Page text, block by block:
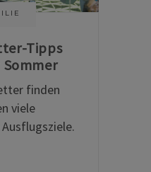
Tipps
finden
viele